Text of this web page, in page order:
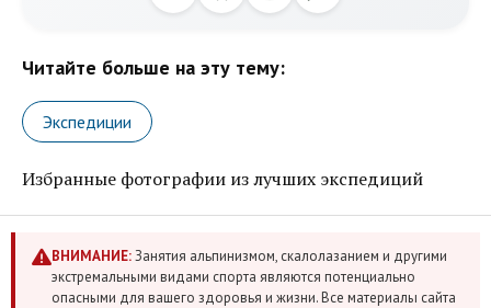
Читайте больше на эту тему:
Экспедиции
Избранные фотографии из лучших экспедиций
ВНИМАНИЕ:Занятия альпинизмом, скалолазанием и другими
экстремальными видами спорта являются потенциально
опасными для вашего здоровья и жизни. Все материалы сайта